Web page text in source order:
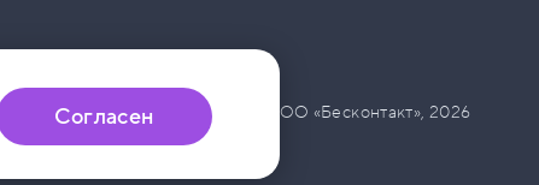
© ООО «Бесконтакт», 2026
Согласен